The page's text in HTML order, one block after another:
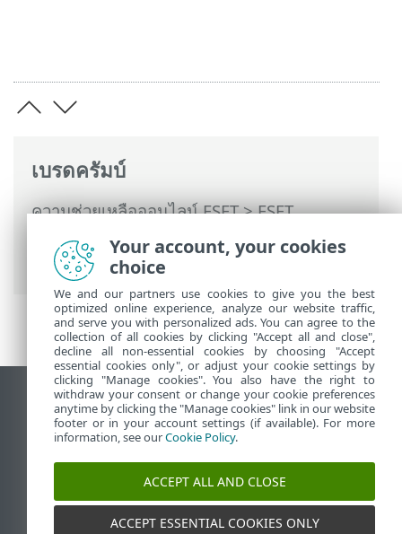
เบรดครัมบ์
ความช่วยเหลือออนไลน์ ESET>ESET
Endpoint Antivirus
การตั้งค่าขั้นสูง >การ
ป้องกัน> ThreatSense > ระดับการกำจัด
ดูไซต์เดสก์ท็อป
End of Life
ESET Status Portal
ฝ่ายสนับสนุนประจำภูมิภาค
Your account, your cookies
choice
We and our partners use cookies to give you the best
optimized online experience, analyze our website traffic,
and serve you with personalized ads. You can agree to the
collection of all cookies by clicking "Accept all and close",
decline all non-essential cookies by choosing "Accept
essential cookies only", or adjust your cookie settings by
clicking "Manage cookies". You also have the right to
withdraw your consent or change your cookie preferences
anytime by clicking the "Manage cookies" link in our website
footer or in your account settings (if available). For more
information, see ourCookie Policy.
ACCEPT ALL AND CLOSE
ACCEPT ESSENTIAL COOKIES ONLY